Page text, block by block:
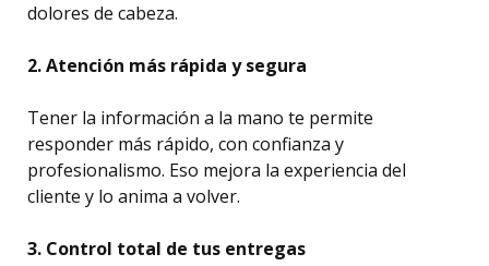
dolores de cabeza.
2. Atención más rápida y segura
Tener la información a la mano te permite
responder más rápido, con confianza y
profesionalismo. Eso mejora la experiencia del
cliente y lo anima a volver.
3. Control total de tus entregas